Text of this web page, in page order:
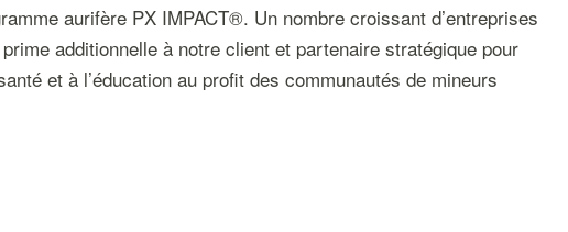
aurifère PX IMPACT®. Un nombre croissant d’entreprises
additionnelle à notre client et partenaire stratégique pour
et à l’éducation au profit des communautés de mineurs